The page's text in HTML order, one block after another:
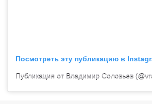
Посмотреть эту публикацию в
Публикация от Владимир Соловьев